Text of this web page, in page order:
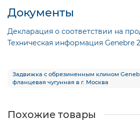
Документы
Декларация о соответствии на
Техническая информация Genebre
Задвижка с обрезиненным клином
фланцевая чугунная в г. Москва
Похожие товары